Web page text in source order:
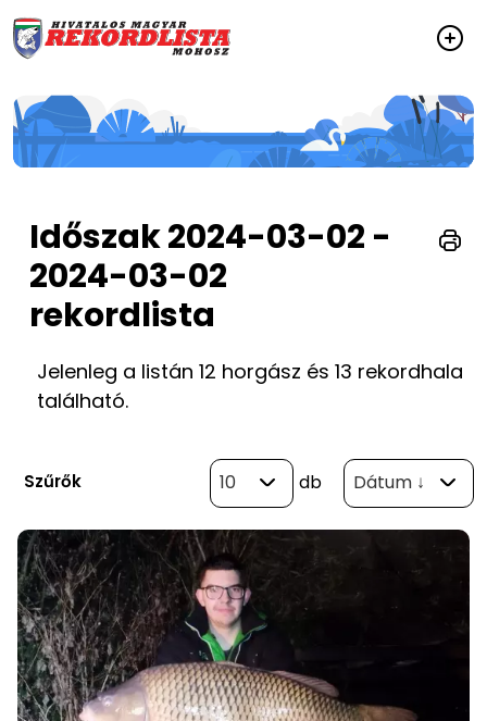
Időszak 2024-03-02 -
2024-03-02
rekordlista
Jelenleg a listán 12 horgász és 13 rekordhala
található.
Szűrők 10 db Dátum ↓